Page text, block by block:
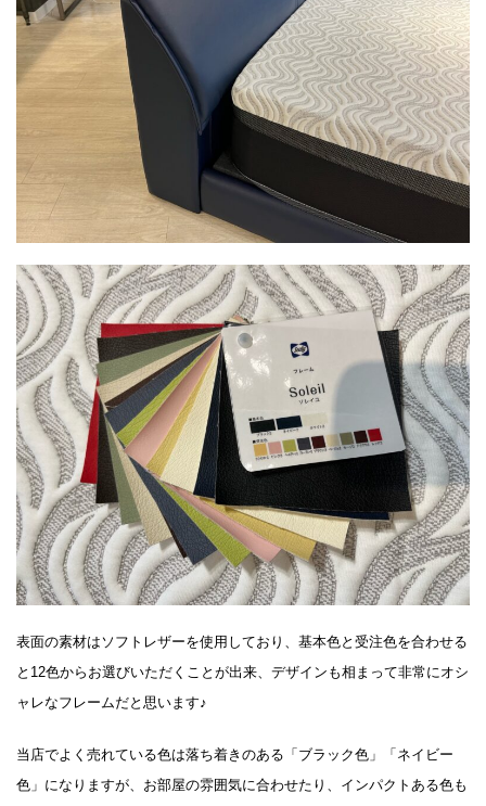
表面の素材はソフトレザーを使用しており、基本色と受注色を合わせる
と12色からお選びいただくことが出来、デザインも相まって非常にオシ
ャレなフレームだと思います♪
当店でよく売れている色は落ち着きのある「ブラック色」「ネイビー
色」になりますが、お部屋の雰囲気に合わせたり、インパクトある色も